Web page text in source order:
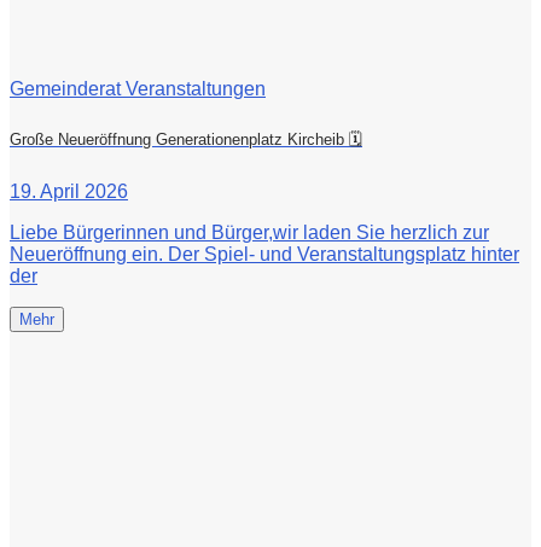
Gemeinderat Veranstaltungen
Große Neueröffnung Generationenplatz Kircheib 🗓
19. April 2026
Liebe Bürgerinnen und Bürger,wir laden Sie herzlich zur
Neueröffnung ein. Der Spiel- und Veranstaltungsplatz hinter
der
Mehr